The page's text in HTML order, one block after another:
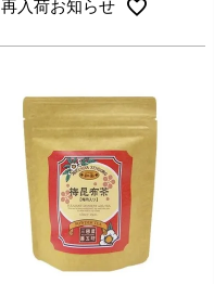
再入荷お知らせ